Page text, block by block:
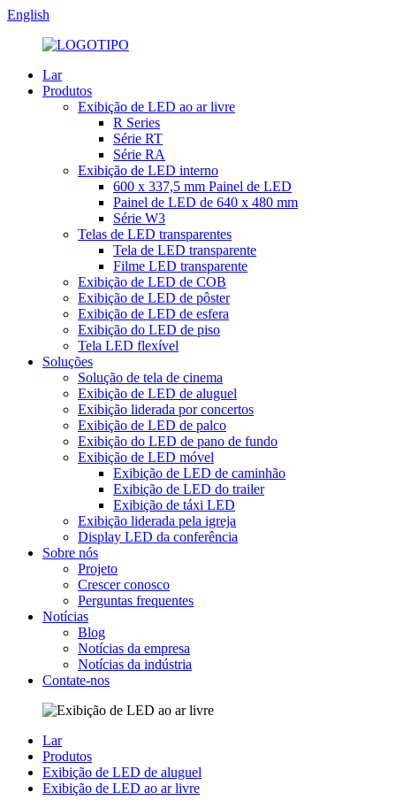
English
Lar
Produtos
Exibição de LED ao ar livre
R Series
Série RT
Série RA
Exibição de LED interno
600 x 337,5 mm Painel de LED
Painel de LED de 640 x 480 mm
Série W3
Telas de LED transparentes
Tela de LED transparente
Filme LED transparente
Exibição de LED de COB
Exibição de LED de pôster
Exibição de LED de esfera
Exibição do LED de piso
Tela LED flexível
Soluções
Solução de tela de cinema
Exibição de LED de aluguel
Exibição liderada por concertos
Exibição de LED de palco
Exibição do LED de pano de fundo
Exibição de LED móvel
Exibição de LED de caminhão
Exibição de LED do trailer
Exibição de táxi LED
Exibição liderada pela igreja
Display LED da conferência
Sobre nós
Projeto
Crescer conosco
Perguntas frequentes
Notícias
Blog
Notícias da empresa
Notícias da indústria
Contate-nos
Lar
Produtos
Exibição de LED de aluguel
Exibição de LED ao ar livre